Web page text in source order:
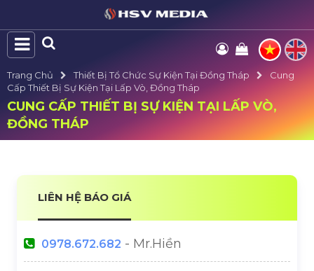
Trang Chủ Thiết Bị Tổ Chức Sự Kiện Tại Đồng Tháp
Cung
Cấp Thiết Bị Sự Kiện Tại Lấp Vò, Đồng Tháp
CUNG CẤP THIẾT BỊ SỰ KIỆN TẠI LẤP VÒ,
ĐỒNG THÁP
LIÊN HỆ BÁO GIÁ
0978.672.682 - Mr.Hiền